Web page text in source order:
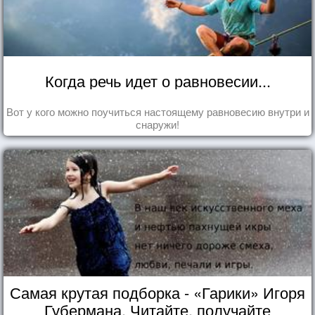
Когда речь идет о равновесии...
Вот у кого можно поучиться настоящему равновесию внутри и
снаружи!
Самая крутая подборка - «Гарики» Игоря
Губермана. Читайте, получайте